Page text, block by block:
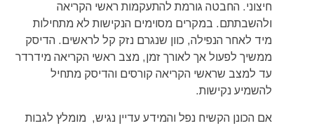
חיצוני. החבטה גורמת להתעקמות ראשי הקריאה
ולהשבתתם. במקרים מסוימים הנקישות לא מתחילות
מיד לאחר הנפילה, כוון שנגרם נזק קל לראשים. הדיסק
ממשיך לפעול אך לאורך זמן, מצב ראשי הקריאה מידרדר
עד למצב שראשי הקריאה קורסים והדיסק מתחיל
להשמיע נקישות.
אם הכונן הקשיח נפל והמידע עדיין נגיש, מומלץ לגבות